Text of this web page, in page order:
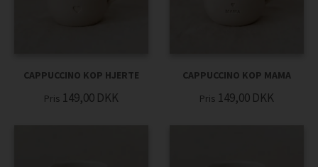
CAPPUCCINO KOP HJERTE
Pris 149,00 DKK
CAPPUCCINO KOP MAMA
Pris 149,00 DKK